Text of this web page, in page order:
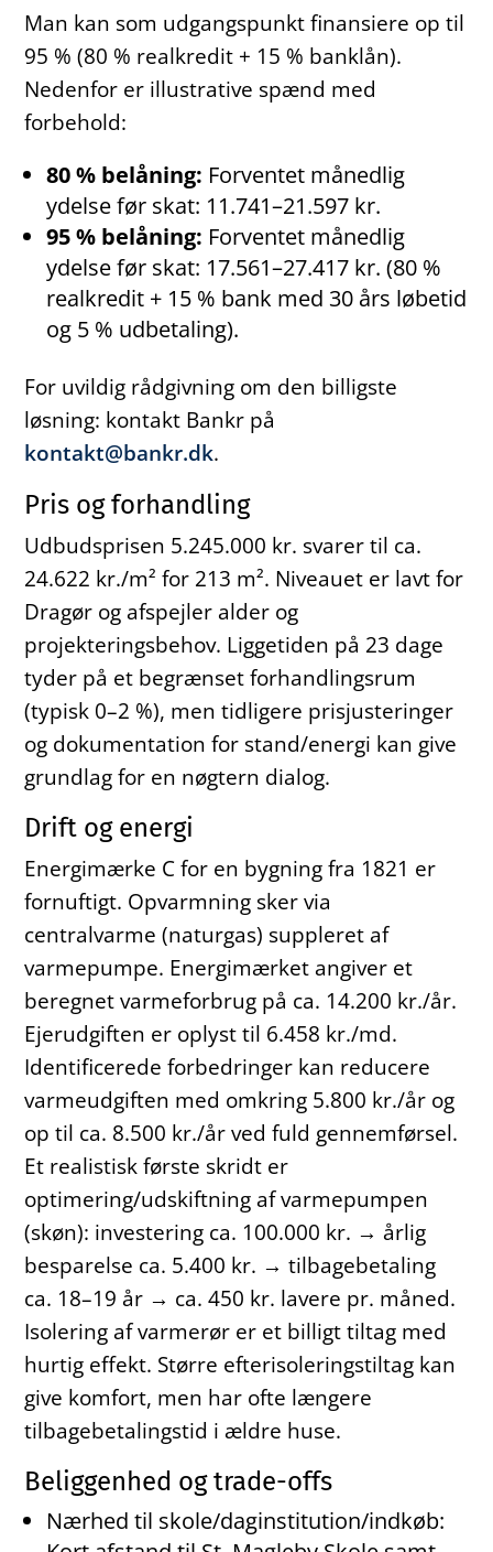
Man kan som udgangspunkt finansiere op til
95 % (80 % realkredit + 15 % banklån).
Nedenfor er illustrative spænd med
forbehold:
80 % belåning: Forventet månedlig
ydelse før skat: 11.741–21.597 kr.
95 % belåning: Forventet månedlig
ydelse før skat: 17.561–27.417 kr. (80 %
realkredit + 15 % bank med 30 års løbetid
og 5 % udbetaling).
For uvildig rådgivning om den billigste
løsning: kontakt Bankr på
kontakt@bankr.dk.
Pris og forhandling
Udbudsprisen 5.245.000 kr. svarer til ca.
24.622 kr./m² for 213 m². Niveauet er lavt for
Dragør og afspejler alder og
projekteringsbehov. Liggetiden på 23 dage
tyder på et begrænset forhandlingsrum
(typisk 0–2 %), men tidligere prisjusteringer
og dokumentation for stand/energi kan give
grundlag for en nøgtern dialog.
Drift og energi
Energimærke C for en bygning fra 1821 er
fornuftigt. Opvarmning sker via
centralvarme (naturgas) suppleret af
varmepumpe. Energimærket angiver et
beregnet varmeforbrug på ca. 14.200 kr./år.
Ejerudgiften er oplyst til 6.458 kr./md.
Identificerede forbedringer kan reducere
varmeudgiften med omkring 5.800 kr./år og
op til ca. 8.500 kr./år ved fuld gennemførsel.
Et realistisk første skridt er
optimering/udskiftning af varmepumpen
(skøn): investering ca. 100.000 kr. → årlig
besparelse ca. 5.400 kr. → tilbagebetaling
ca. 18–19 år → ca. 450 kr. lavere pr. måned.
Isolering af varmerør er et billigt tiltag med
hurtig effekt. Større efterisoleringstiltag kan
give komfort, men har ofte længere
tilbagebetalingstid i ældre huse.
Beliggenhed og trade-offs
Nærhed til skole/daginstitution/indkøb: